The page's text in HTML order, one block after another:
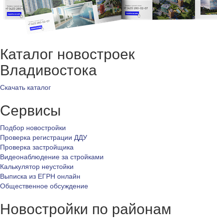
Каталог новостроек
Владивостока
Скачать каталог
Сервисы
Подбор новостройки
Проверка регистрации ДДУ
Проверка застройщика
Видеонаблюдение за стройками
Калькулятор неустойки
Выписка из ЕГРН онлайн
Общественное обсуждение
Новостройки по районам